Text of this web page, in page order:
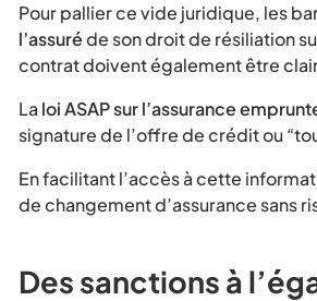
Pour pallier ce vide juridique, les
l’assuréde son droit de résiliation
contrat doivent également être
La loi ASAP sur l’assurance
signature de l’offre de crédit ou
En facilitant l’accès à cette
de changement d’assurance sans
Des sanctions à